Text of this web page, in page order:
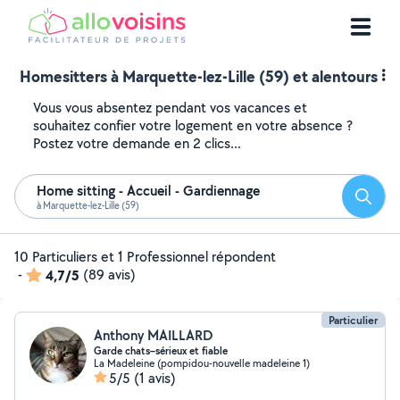
Homesitters à Marquette-lez-Lille (59) et alentours
Vous vous absentez pendant vos vacances et
souhaitez confier votre logement en votre absence ?
Postez votre demande en 2 clics...
Home sitting - Accueil - Gardiennage
à Marquette-lez-Lille (59)
10 Particuliers et 1 Professionnel répondent
-
4,7/5 (89 avis)
Particulier
Anthony MAILLARD
Garde chats–sérieux et fiable
La Madeleine (pompidou-nouvelle madeleine 1)
5/5 (1 avis)